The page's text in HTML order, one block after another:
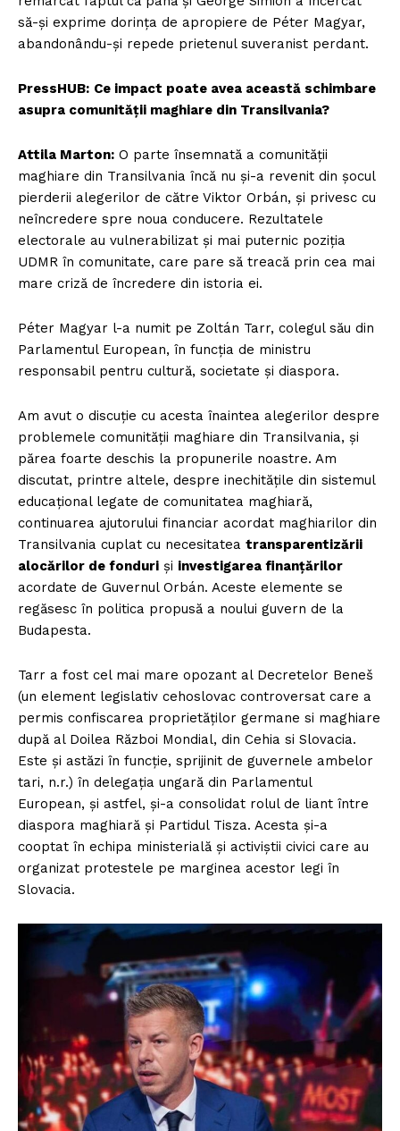
să-și exprime dorința de apropiere de Péter Magyar,
abandonându-și repede prietenul suveranist perdant.
PressHUB: Ce impact poate avea această schimbare
asupra comunității maghiare din Transilvania?
Attila Marton: O parte însemnată a comunității
maghiare din Transilvania încă nu și-a revenit din șocul
pierderii alegerilor de către Viktor Orbán, și privesc cu
neîncredere spre noua conducere. Rezultatele
electorale au vulnerabilizat și mai puternic poziția
UDMR în comunitate, care pare să treacă prin cea mai
mare criză de încredere din istoria ei.
Péter Magyar l-a numit pe Zoltán Tarr, colegul său din
Parlamentul European, în funcția de ministru
responsabil pentru cultură, societate și diaspora.
Am avut o discuție cu acesta înaintea alegerilor despre
problemele comunității maghiare din Transilvania, și
părea foarte deschis la propunerile noastre. Am
discutat, printre altele, despre inechitățile din sistemul
educațional legate de comunitatea maghiară,
continuarea ajutorului financiar acordat maghiarilor din
Transilvania cuplat cu necesitatea transparentizării
alocărilor de fonduri și investigarea finanțărilor
acordate de Guvernul Orbán. Aceste elemente se
regăsesc în politica propusă a noului guvern de la
Budapesta.
Tarr a fost cel mai mare opozant al Decretelor Beneš
(un element legislativ cehoslovac controversat care a
permis confiscarea proprietăților germane si maghiare
după al Doilea Război Mondial, din Cehia si Slovacia.
Este și astăzi în funcție, sprijinit de guvernele ambelor
tari, n.r.) în delegația ungară din Parlamentul
European, și astfel, și-a consolidat rolul de liant între
diaspora maghiară și Partidul Tisza. Acesta și-a
cooptat în echipa ministerială și activiștii civici care au
organizat protestele pe marginea acestor legi în
Slovacia.